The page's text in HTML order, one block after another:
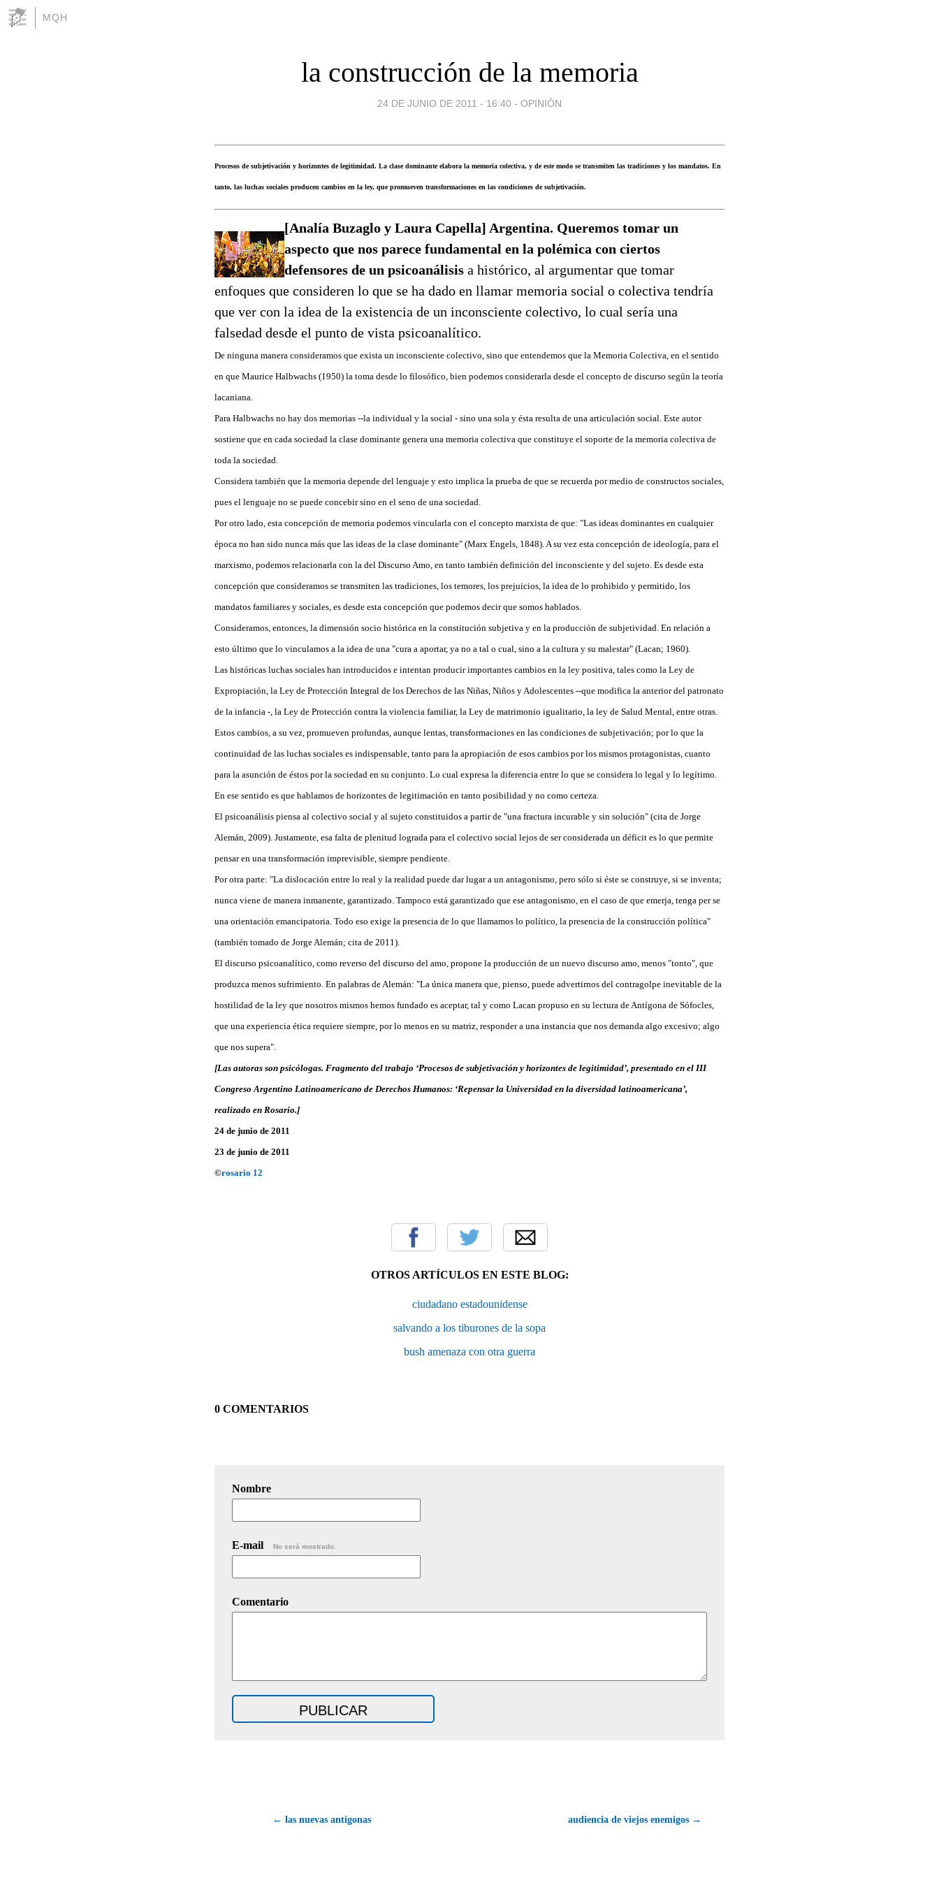
MQH
la construcción de la memoria
24 DE JUNIO DE 2011 - 16:40 - OPINIÓN
Procesos de subjetivación y horizontes de legitimidad. La clase dominante elabora la memoria colectiva, y de este modo se transmiten las tradiciones y los mandatos. En
tanto, las luchas sociales producen cambios en la ley, que promueven transformaciones en las condiciones de subjetivación.
[Analía Buzaglo y Laura Capella] Argentina. Queremos tomar un
aspecto que nos parece fundamental en la polémica con ciertos
defensores de un psicoanálisis a histórico, al argumentar que tomar
enfoques que consideren lo que se ha dado en llamar memoria social o colectiva tendría
que ver con la idea de la existencia de un inconsciente colectivo, lo cual sería una
falsedad desde el punto de vista psicoanalítico.
De ninguna manera consideramos que exista un inconsciente colectivo, sino que entendemos que la Memoria Colectiva, en el sentido
en que Maurice Halbwachs (1950) la toma desde lo filosófico, bien podemos considerarla desde el concepto de discurso según la teoría
lacaniana.
Para Halbwachs no hay dos memorias --la individual y la social - sino una sola y ésta resulta de una articulación social. Este autor
sostiene que en cada sociedad la clase dominante genera una memoria colectiva que constituye el soporte de la memoria colectiva de
toda la sociedad.
Considera también que la memoria depende del lenguaje y esto implica la prueba de que se recuerda por medio de constructos sociales,
pues el lenguaje no se puede concebir sino en el seno de una sociedad.
Por otro lado, esta concepción de memoria podemos vincularla con el concepto marxista de que: "Las ideas dominantes en cualquier
época no han sido nunca más que las ideas de la clase dominante" (Marx Engels, 1848). A su vez esta concepción de ideología, para el
marxismo, podemos relacionarla con la del Discurso Amo, en tanto también definición del inconsciente y del sujeto. Es desde esta
concepción que consideramos se transmiten las tradiciones, los temores, los prejuicios, la idea de lo prohibido y permitido, los
mandatos familiares y sociales, es desde esta concepción que podemos decir que somos hablados.
Consideramos, entonces, la dimensión socio histórica en la constitución subjetiva y en la producción de subjetividad. En relación a
esto último que lo vinculamos a la idea de una "cura a aportar, ya no a tal o cual, sino a la cultura y su malestar" (Lacan; 1960).
Las históricas luchas sociales han introducidos e intentan producir importantes cambios en la ley positiva, tales como la Ley de
Expropiación, la Ley de Protección Integral de los Derechos de las Niñas, Niños y Adolescentes --que modifica la anterior del patronato
de la infancia -, la Ley de Protección contra la violencia familiar, la Ley de matrimonio igualitario, la ley de Salud Mental, entre otras.
Estos cambios, a su vez, promueven profundas, aunque lentas, transformaciones en las condiciones de subjetivación; por lo que la
continuidad de las luchas sociales es indispensable, tanto para la apropiación de esos cambios por los mismos protagonistas, cuanto
para la asunción de éstos por la sociedad en su conjunto. Lo cual expresa la diferencia entre lo que se considera lo legal y lo legítimo.
En ese sentido es que hablamos de horizontes de legitimación en tanto posibilidad y no como certeza.
El psicoanálisis piensa al colectivo social y al sujeto constituidos a partir de "una fractura incurable y sin solución" (cita de Jorge
Alemán, 2009). Justamente, esa falta de plenitud lograda para el colectivo social lejos de ser considerada un déficit es lo que permite
pensar en una transformación imprevisible, siempre pendiente.
Por otra parte: "La dislocación entre lo real y la realidad puede dar lugar a un antagonismo, pero sólo si éste se construye, si se inventa;
nunca viene de manera inmanente, garantizado. Tampoco está garantizado que ese antagonismo, en el caso de que emerja, tenga per se
una orientación emancipatoria. Todo eso exige la presencia de lo que llamamos lo político, la presencia de la construcción política"
(también tomado de Jorge Alemán; cita de 2011).
El discurso psicoanalítico, como reverso del discurso del amo, propone la producción de un nuevo discurso amo, menos "tonto", que
produzca menos sufrimiento. En palabras de Alemán: "La única manera que, pienso, puede advertirnos del contragolpe inevitable de la
hostilidad de la ley que nosotros mismos hemos fundado es aceptar, tal y como Lacan propuso en su lectura de Antígona de Sófocles,
que una experiencia ética requiere siempre, por lo menos en su matriz, responder a una instancia que nos demanda algo excesivo; algo
que nos supera".
[Las autoras son psicólogas. Fragmento del trabajo ‘Procesos de subjetivación y horizontes de legitimidad’, presentado en el III
Congreso Argentino Latinoamericano de Derechos Humanos: ‘Repensar la Universidad en la diversidad latinoamericana’,
realizado en Rosario.]
24 de junio de 2011
23 de junio de 2011
©rosario 12
OTROS ARTÍCULOS EN ESTE BLOG:
ciudadano estadounidense
salvando a los tiburones de la sopa
bush amenaza con otra guerra
0 COMENTARIOS
Nombre
E-mail No será mostrado.
Comentario
← las nuevas antígonas audiencia de viejos enemigos →